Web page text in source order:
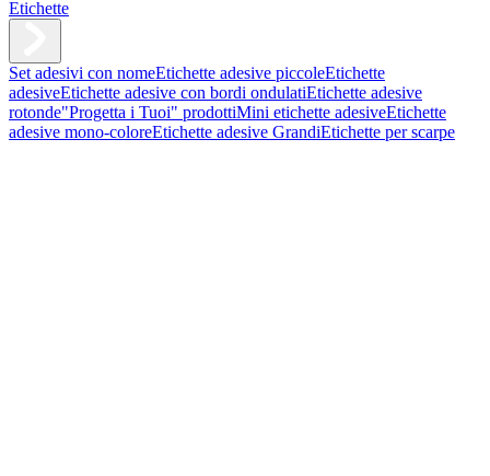
Etichette
Set adesivi con nomeEtichette adesive piccoleEtichette
adesiveEtichette adesive con bordi ondulatiEtichette adesive
rotonde"Progetta i Tuoi" prodottiMini etichette adesiveEtichette
adesive mono-coloreEtichette adesive GrandiEtichette per scarpe